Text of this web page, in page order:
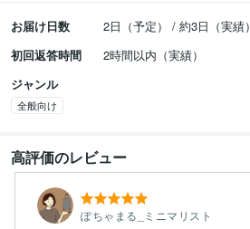
お届け日数
2日（予定） / 約3日（実績）
初回返答時間
2時間以内（実績）
ジャンル
全般向け
高評価のレビュー
ぽちゃまる_ミニマリスト